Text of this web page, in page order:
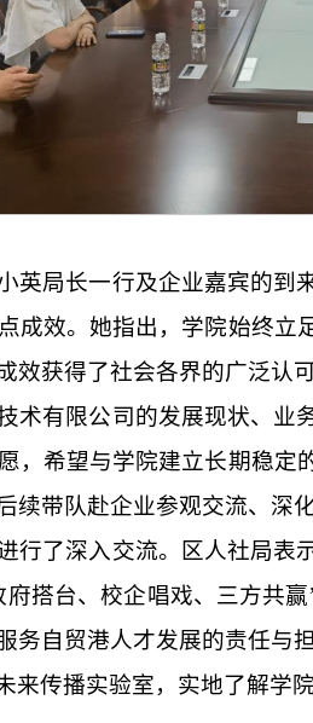
英局长一行及企业嘉宾的
成效。她指出，学院始终
获得了社会各界的广泛认可
术有限公司的发展现状、
，希望与学院建立长期稳
带队赴企业参观交流、深化
行了深入交流。区人社局
搭台、校企唱戏、三方共
自贸港人才发展的责任与担
传播实验室，实地了解学